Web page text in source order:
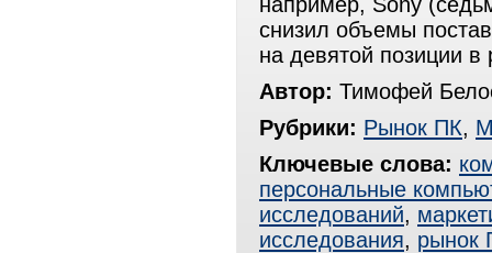
снизил объемы
на девятой позиции в
Автор: Тимофей
Рубрики: Рынок ПК,
Ключевые слова:
персональные
исследований,
исследования, рынок